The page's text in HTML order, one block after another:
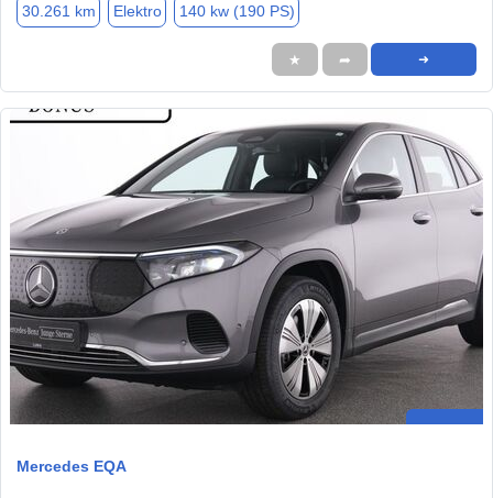
30.261 km Elektro 140 kw (190 PS)
★ ➦ ➜
Mercedes EQA